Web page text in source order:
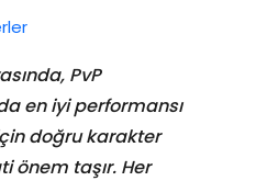
PvP
en iyi performansı
doğru karakter
önem taşır. Her